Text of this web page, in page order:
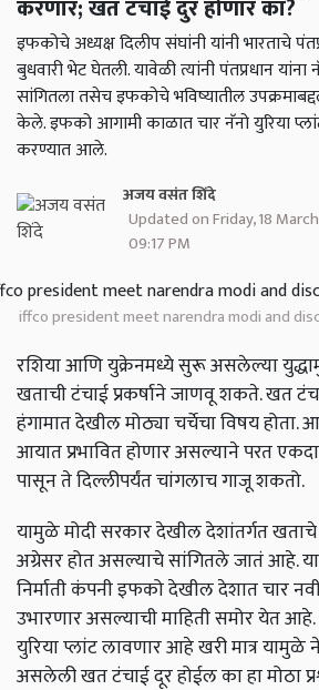
करणार; खत टंचाई दुर होणार का?
इफकोचे अध्यक्ष दिलीप संघांनी यांनी भारताचे
बुधवारी भेट घेतली. यावेळी त्यांनी पंतप्रधान यांना
सांगितला तसेच इफकोचे भविष्यातील
केले. इफको आगामी काळात चार नॅनो युरिया
करण्यात आले.
अजय वसंत शिंदे
Updated on Friday, 18
09:17 PM
iffco president meet narendra modi and
रशिया आणि युक्रेनमध्ये सुरू असलेल्या
खताची टंचाई प्रकर्षाने जाणवू शकते. खत
हंगामात देखील मोठ्या चर्चेचा विषय होता.
आयात प्रभावित होणार असल्याने परत
पासून ते दिल्लीपर्यंत चांगलाच गाजू शकतो.
यामुळे मोदी सरकार देखील देशांतर्गत
अग्रेसर होत असल्याचे सांगितले जातं आहे.
निर्माती कंपनी इफको देखील देशात चार
उभारणार असल्याची माहिती समोर येत आहे.
युरिया प्लांट लावणार आहे खरी मात्र यामुळे
असलेली खत टंचाई दूर होईल का हा मोठा